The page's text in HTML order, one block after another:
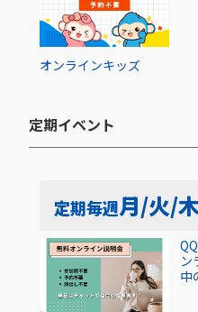
オンラインキッズ
定期イベント​
定期毎週月/火/
ン
中